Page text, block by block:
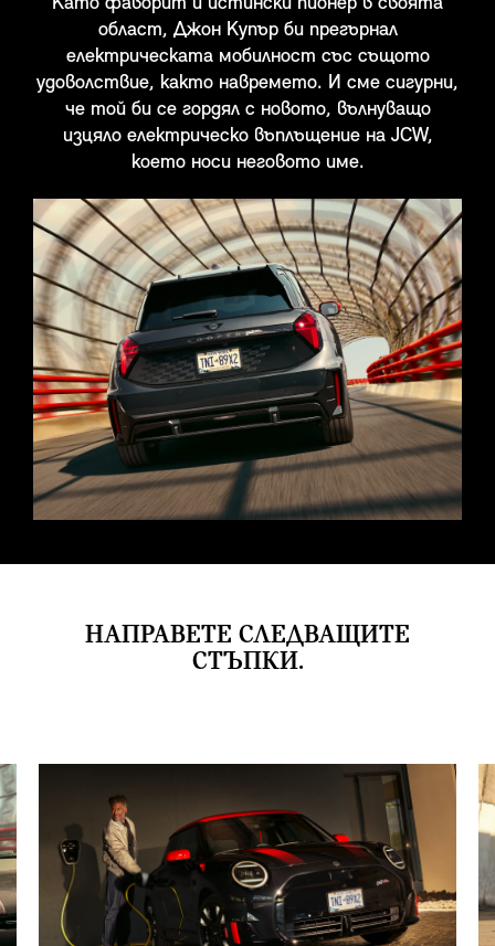
област, Джон Купър би прегърнал
електрическата мобилност със същото
удоволствие, както навремето. И сме сигурни,
че той би се гордял с новото, вълнуващо
изцяло електрическо въплъщение на JCW,
което носи неговото име.
НАПРАВЕТЕ СЛЕДВАЩИТЕ
СТЪПКИ.